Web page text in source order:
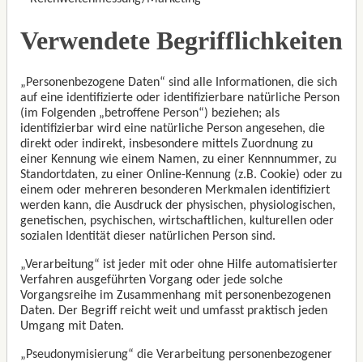
Verwendete Begrifflichkeiten
„Personenbezogene Daten“ sind alle Informationen, die sich
auf eine identifizierte oder identifizierbare natürliche Person
(im Folgenden „betroffene Person“) beziehen; als
identifizierbar wird eine natürliche Person angesehen, die
direkt oder indirekt, insbesondere mittels Zuordnung zu
einer Kennung wie einem Namen, zu einer Kennnummer, zu
Standortdaten, zu einer Online-Kennung (z.B. Cookie) oder zu
einem oder mehreren besonderen Merkmalen identifiziert
werden kann, die Ausdruck der physischen, physiologischen,
genetischen, psychischen, wirtschaftlichen, kulturellen oder
sozialen Identität dieser natürlichen Person sind.
„Verarbeitung“ ist jeder mit oder ohne Hilfe automatisierter
Verfahren ausgeführten Vorgang oder jede solche
Vorgangsreihe im Zusammenhang mit personenbezogenen
Daten. Der Begriff reicht weit und umfasst praktisch jeden
Umgang mit Daten.
„Pseudonymisierung“ die Verarbeitung personenbezogener